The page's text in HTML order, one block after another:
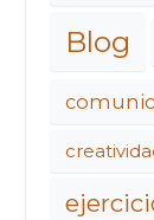
Blog